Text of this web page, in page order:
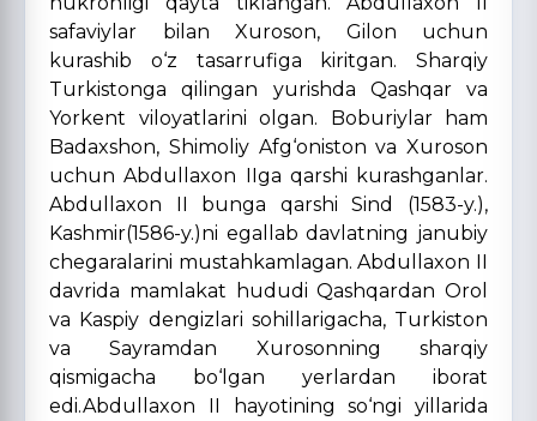
safaviylar bilan Xuroson, Gilon uchun
kurashib o‘z tasarrufiga kiritgan. Sharqiy
Turkistonga qilingan yurishda Qashqar va
Yorkent viloyatlarini olgan. Boburiylar ham
Badaxshon, Shimoliy Afg‘oniston va Xuroson
uchun Abdullaxon IIga qarshi kurashganlar.
Abdullaxon II bunga qarshi Sind (1583-y.),
Kashmir(1586-y.)ni egallab davlatning janubiy
chegaralarini mustahkamlagan. Abdullaxon II
davrida mamlakat hududi Qashqardan Orol
va Kaspiy dengizlari sohillarigacha, Turkiston
va Sayramdan Xurosonning sharqiy
qismigacha bo‘lgan yerlardan iborat
edi.Abdullaxon II hayotining so‘ngi yillarida